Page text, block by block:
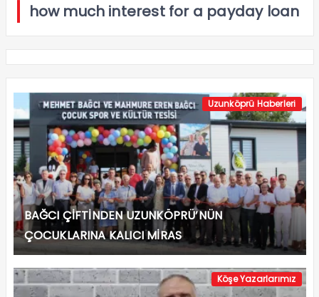
how much interest for a payday loan
Uzunköprü Haberleri
BAĞCI ÇİFTİNDEN UZUNKÖPRÜ’NÜN
ÇOCUKLARINA KALICI MİRAS
Köşe Yazarlarımız